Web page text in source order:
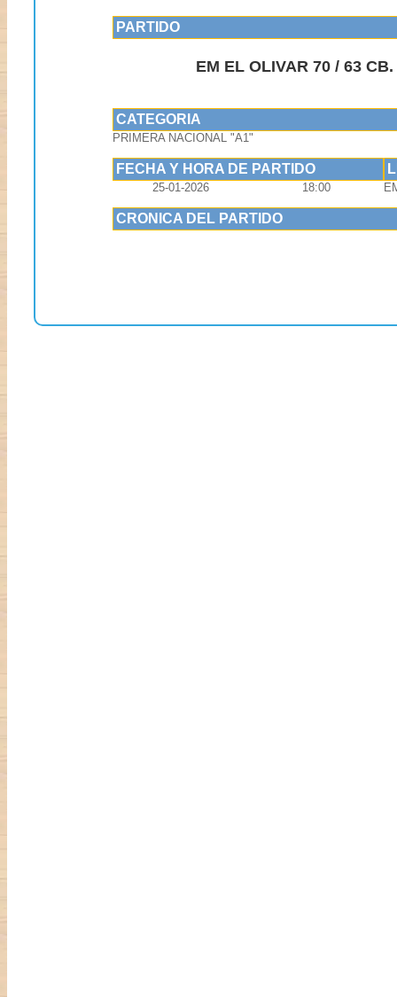
PARTIDO
EM EL OLIVAR 70 / 63
CATEGORIA
PRIMERA NACIONAL "A1"
FECHA Y HORA DE PARTIDO
25-01-2026 18:00
CRONICA DEL PARTIDO